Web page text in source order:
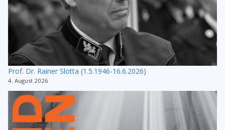
Prof. Dr. Rainer Slotta (1.5.1946-16.6.2026)
4. August 2026